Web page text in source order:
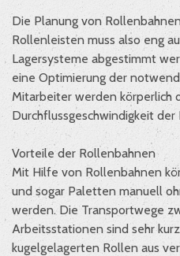
Die Planung von
Rollenleisten muss also eng
Lagersysteme abgestimmt
eine Optimierung der
Mitarbeiter werden körperlich
Durchflussgeschwindigkeit
Vorteile der Rollenbahnen
Mit Hilfe von Rollenbahnen
und sogar Paletten manuell
werden. Die Transportwege
Arbeitsstationen sind sehr
kugelgelagerten Rollen aus